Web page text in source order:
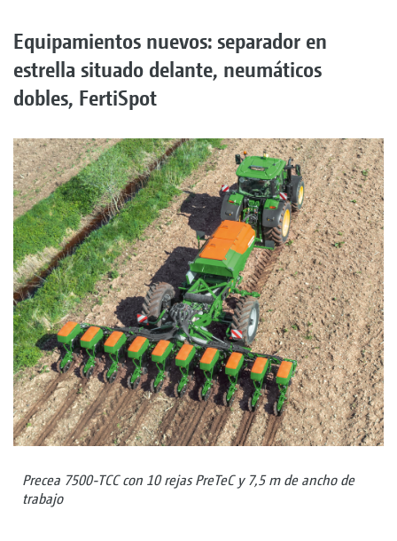
Equipamientos nuevos: separador en
estrella situado delante, neumáticos
dobles, FertiSpot
Precea 7500-TCC con 10 rejas PreTeC y 7,5 m de ancho de
trabajo